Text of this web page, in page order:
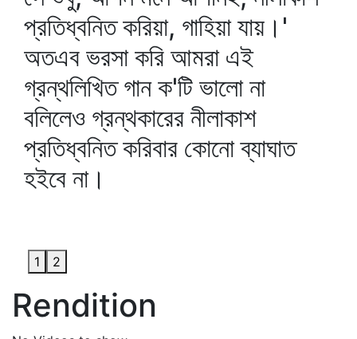
প্রতিধ্বনিত করিয়া, গাহিয়া যায়।'
অতএব ভরসা করি আমরা এই
গ্রন্থলিখিত গান ক'টি ভালো না
বলিলেও গ্রন্থকারের নীলাকাশ
প্রতিধ্বনিত করিবার কোনো ব্যাঘাত
হইবে না।
1 2
Rendition